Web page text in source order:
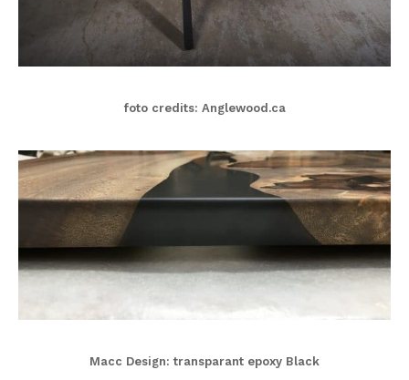
foto credits: Anglewood.ca
Macc Design: transparant epoxy Black